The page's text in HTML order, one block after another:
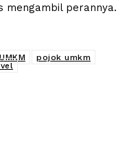
mengambil perannya.
pojok umkm